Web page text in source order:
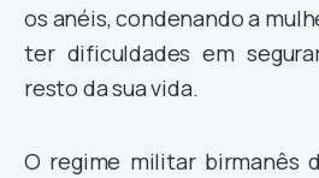
os anéis, condenando a
ter dificuldades em
resto da sua vida.
O regime militar birmanês